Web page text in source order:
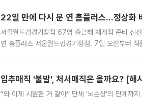
22일 만에 다시 문 연 홈플러스…정상화
서울월드컵경기장점 67명 출근해 재개점 준비 신
연 홈플러스 서울월드컵경기장점. 7일 오전부터
입추매직 '불발', 처서매직은 올까요? [해
“와 이제 시원한 거 같아” 단체 ‘뇌손상’의 단계